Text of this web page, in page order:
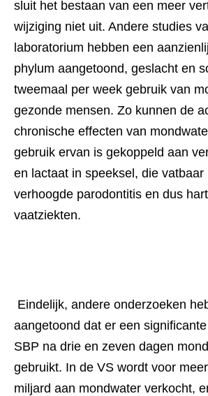
sluit het bestaan ​​van een meer
wijziging niet uit. Andere studies
laboratorium hebben een
phylum aangetoond, geslacht en
tweemaal per week gebruik van
gezonde mensen. Zo kunnen de
chronische effecten van
gebruik ervan is gekoppeld aan
en lactaat in speeksel, die
verhoogde parodontitis en dus
vaatziekten.
aangetoond dat er een
SBP na drie en zeven dagen
gebruikt. In de VS wordt voor
miljard aan mondwater verkocht,